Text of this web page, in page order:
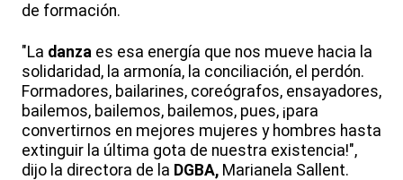
de formación.
"La danza es esa energía que nos mueve hacia la
solidaridad, la armonía, la conciliación, el perdón.
Formadores, bailarines, coreógrafos, ensayadores,
bailemos, bailemos, bailemos, pues, ¡para
convertirnos en mejores mujeres y hombres hasta
extinguir la última gota de nuestra existencia!",
dijo la directora de la DGBA, Marianela Sallent.